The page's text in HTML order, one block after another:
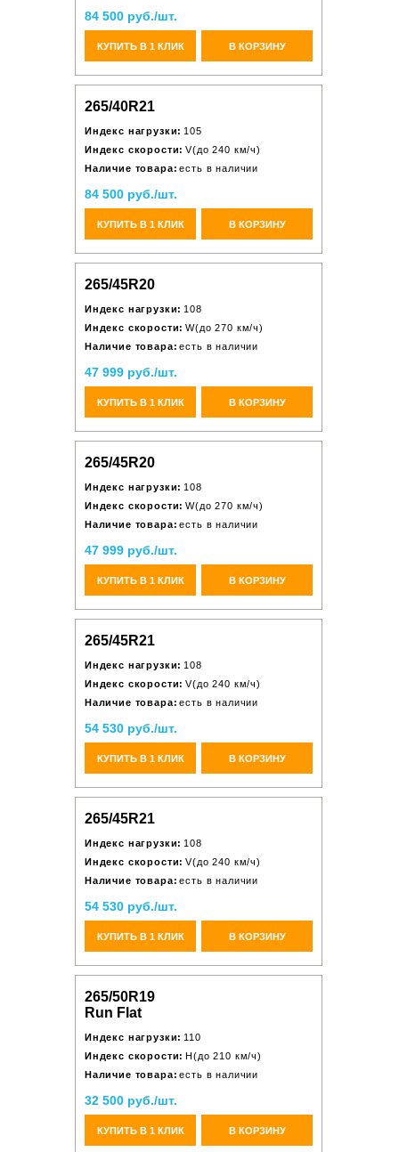
84 500 руб./шт.
КУПИТЬ В 1 КЛИК В КОРЗИНУ
265/40R21
Индекс нагрузки: 105
Индекс скорости: V(до 240 км/ч)
Наличие товара: есть в наличии
84 500 руб./шт.
КУПИТЬ В 1 КЛИК В КОРЗИНУ
265/45R20
Индекс нагрузки: 108
Индекс скорости: W(до 270 км/ч)
Наличие товара: есть в наличии
47 999 руб./шт.
КУПИТЬ В 1 КЛИК В КОРЗИНУ
265/45R20
Индекс нагрузки: 108
Индекс скорости: W(до 270 км/ч)
Наличие товара: есть в наличии
47 999 руб./шт.
КУПИТЬ В 1 КЛИК В КОРЗИНУ
265/45R21
Индекс нагрузки: 108
Индекс скорости: V(до 240 км/ч)
Наличие товара: есть в наличии
54 530 руб./шт.
КУПИТЬ В 1 КЛИК В КОРЗИНУ
265/45R21
Индекс нагрузки: 108
Индекс скорости: V(до 240 км/ч)
Наличие товара: есть в наличии
54 530 руб./шт.
КУПИТЬ В 1 КЛИК В КОРЗИНУ
265/50R19
Run Flat
Индекс нагрузки: 110
Индекс скорости: H(до 210 км/ч)
Наличие товара: есть в наличии
32 500 руб./шт.
КУПИТЬ В 1 КЛИК В КОРЗИНУ